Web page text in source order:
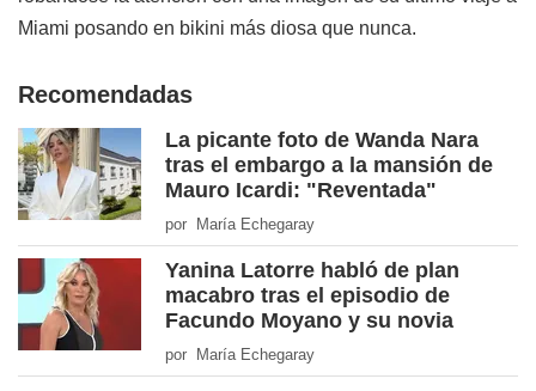
Miami posando en bikini más diosa que nunca.
Recomendadas
La picante foto de Wanda Nara
tras el embargo a la mansión de
Mauro Icardi: "Reventada"
por María Echegaray
Yanina Latorre habló de plan
macabro tras el episodio de
Facundo Moyano y su novia
por María Echegaray